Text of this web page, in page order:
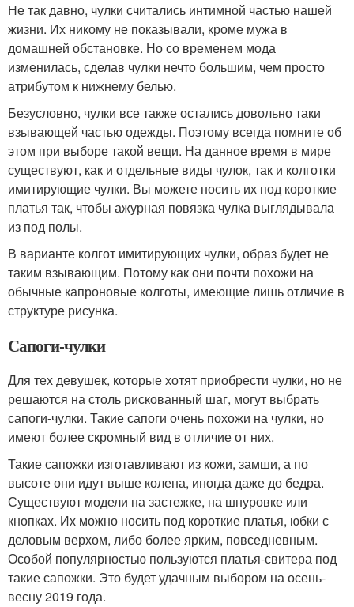
Не так давно, чулки считались интимной частью нашей
жизни. Их никому не показывали, кроме мужа в
домашней обстановке. Но со временем мода
изменилась, сделав чулки нечто большим, чем просто
атрибутом к нижнему белью.
Безусловно, чулки все также остались довольно таки
взывающей частью одежды. Поэтому всегда помните об
этом при выборе такой вещи. На данное время в мире
существуют, как и отдельные виды чулок, так и колготки
имитирующие чулки. Вы можете носить их под короткие
платья так, чтобы ажурная повязка чулка выглядывала
из под полы.
В варианте колгот имитирующих чулки, образ будет не
таким взывающим. Потому как они почти похожи на
обычные капроновые колготы, имеющие лишь отличие в
структуре рисунка.
Сапоги-чулки
Для тех девушек, которые хотят приобрести чулки, но не
решаются на столь рискованный шаг, могут выбрать
сапоги-чулки. Такие сапоги очень похожи на чулки, но
имеют более скромный вид в отличие от них.
Такие сапожки изготавливают из кожи, замши, а по
высоте они идут выше колена, иногда даже до бедра.
Существуют модели на застежке, на шнуровке или
кнопках. Их можно носить под короткие платья, юбки с
деловым верхом, либо более ярким, повседневным.
Особой популярностью пользуются платья-свитера под
такие сапожки. Это будет удачным выбором на осень-
весну 2019 года.